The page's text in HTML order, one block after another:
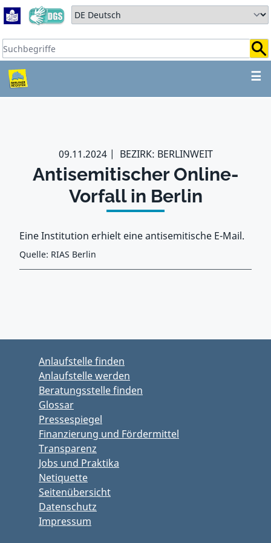
Zum Hauptbereich springen
Zum Hauptmenü springen
Sprache auswählen:
Suchbegriffe:
☰
ZUM HAUPTBEREICH
09.11.2024 BEZIRK: BERLINWEIT
Antisemitischer Online-
Vorfall in Berlin
Eine Institution erhielt eine antisemitische E-Mail.
Quelle: RIAS Berlin
Zurück zu Hauptmenü springen
Anlaufstelle finden
Anlaufstelle werden
Beratungsstelle finden
Glossar
Pressespiegel
Finanzierung und Fördermittel
Transparenz
Jobs und Praktika
Netiquette
Seitenübersicht
Datenschutz
Impressum